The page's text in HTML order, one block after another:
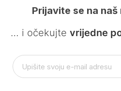
Prijavite se na
… i očekujte vrijedne